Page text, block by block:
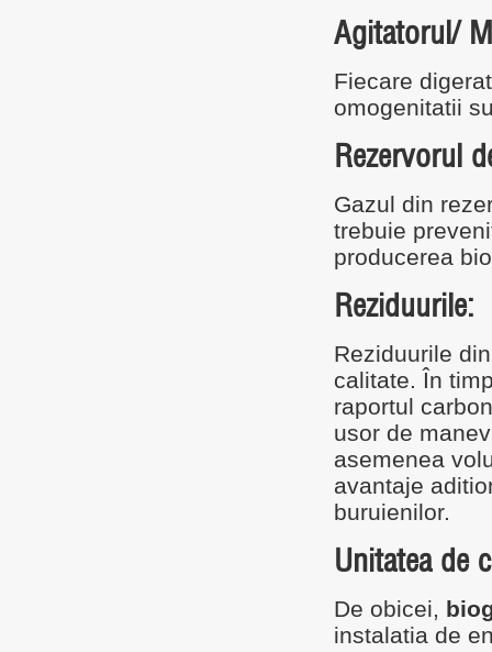
Agitatorul/
Fiecare
omogenitatii
Rezervorul
Gazul din
trebuie
producerea
Reziduurile:
Reziduurile
calitate. În
raportul
usor de
asemenea
avantaje
buruienilor.
Unitatea de
De obicei,
instalatia de